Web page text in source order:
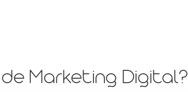
Marketing Digital?